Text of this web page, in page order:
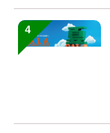
4